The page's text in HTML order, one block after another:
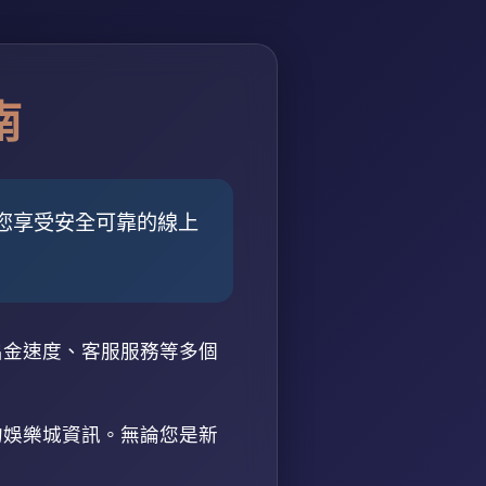
享受安全可靠的線上
速度、客服服務等多個
樂城資訊。無論您是新